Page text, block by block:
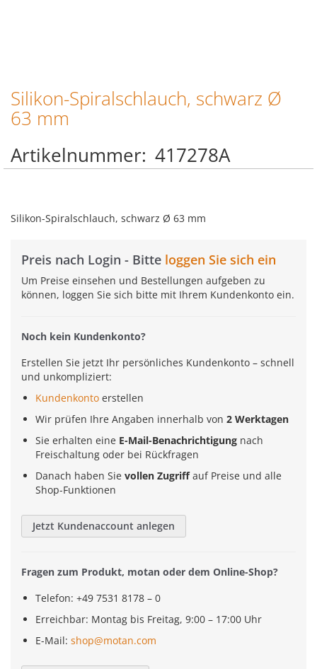
Zum
Anfang
der
springen
Silikon-Spiralschlauch, schwarz Ø
63 mm
Artikelnummer 417278A
Silikon-Spiralschlauch, schwarz Ø 63 mm
Preis nach Login - Bitte loggen Sie sich ein
Um Preise einsehen und Bestellungen aufgeben zu
können, loggen Sie sich bitte mit Ihrem Kundenkonto ein.
Noch kein Kundenkonto?
Erstellen Sie jetzt Ihr persönliches Kundenkonto – schnell
und unkompliziert:
Kundenkonto erstellen
Wir prüfen Ihre Angaben innerhalb von 2 Werktagen
Sie erhalten eine E-Mail-Benachrichtigung nach
Freischaltung oder bei Rückfragen
Danach haben Sie vollen Zugriffauf Preise und alle
Shop-Funktionen
Jetzt Kundenaccount anlegen
Fragen zum Produkt, motan oder dem Online-Shop?
Telefon: +49 7531 8178 – 0
Erreichbar: Montag bis Freitag, 9:00 – 17:00 Uhr
E-Mail: shop@motan.com